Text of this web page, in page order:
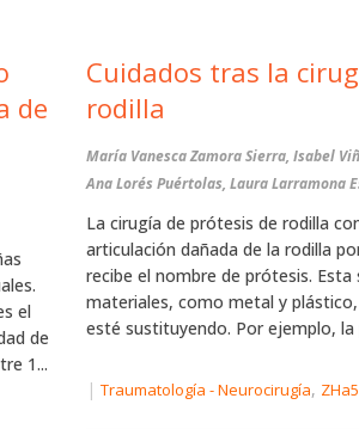
de
el
de
1...
Cuidados tras la
rodilla
María Vanesca Zamora Sierra, Isabel
Ana Lorés Puértolas, Laura Larramona
La cirugía de prótesis de rodilla
articulación dañada de la rodilla
recibe el nombre de prótesis.
materiales, como metal y
esté sustituyendo. Por ejemplo, la
| Traumatología - Neurocirugía,